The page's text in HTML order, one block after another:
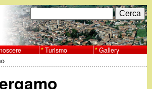
F
o
r
m
C
e
r
c
Turismo Gallery